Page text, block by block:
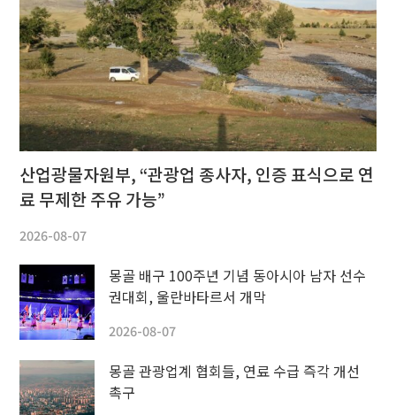
산업광물자원부, “관광업 종사자, 인증 표식으로 연
료 무제한 주유 가능”
2026-08-07
몽골 배구 100주년 기념 동아시아 남자 선수
권대회, 울란바타르서 개막
2026-08-07
몽골 관광업계 협회들, 연료 수급 즉각 개선
촉구